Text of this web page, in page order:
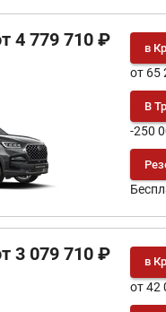
4 779 710 ₽ в
от 65
В
-250
3 079 710 ₽ в
от 42